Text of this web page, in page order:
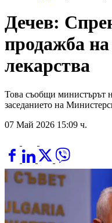
Дечев:
продажба
лекарства
Това съобщи министърът
заседанието на
07 Май 2026 15:09 ч.